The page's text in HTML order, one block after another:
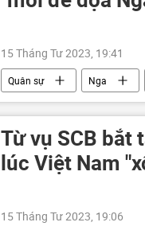
15 Tháng Tư 2023, 19:41
Quân sự Nga
Từ vụ SCB bắt
lúc Việt Nam
15 Tháng Tư 2023, 19:06